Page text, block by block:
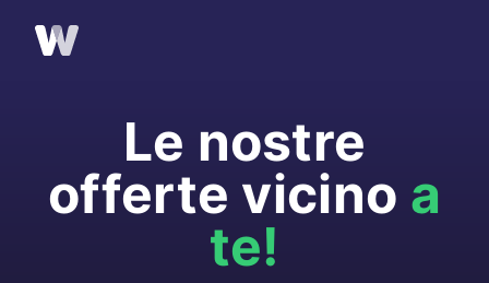
Le nostre
offerte vicino a
te!